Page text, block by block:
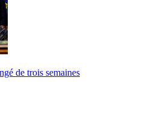
de trois semaines